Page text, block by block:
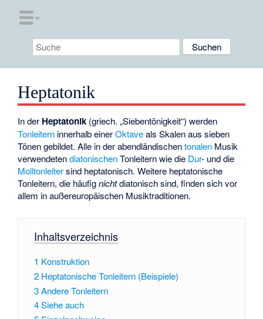
Heptatonik
In der Heptatonik (griech. „Siebentönigkeit“) werden
Tonleitern innerhalb einerOktaveals Skalen aus sieben
Tönen gebildet. Alle in der abendländischentonalen Musik
verwendetendiatonischenTonleitern wie die Dur- und die
Molltonleitersind heptatonisch. Weitere heptatonische
Tonleitern, die häufignichtdiatonisch sind, finden sich vor
allem in außereuropäischen Musiktraditionen.
Inhaltsverzeichnis
1 Konstruktion
2 Heptatonische Tonleitern (Beispiele)
3Andere Tonleitern
4Siehe auch